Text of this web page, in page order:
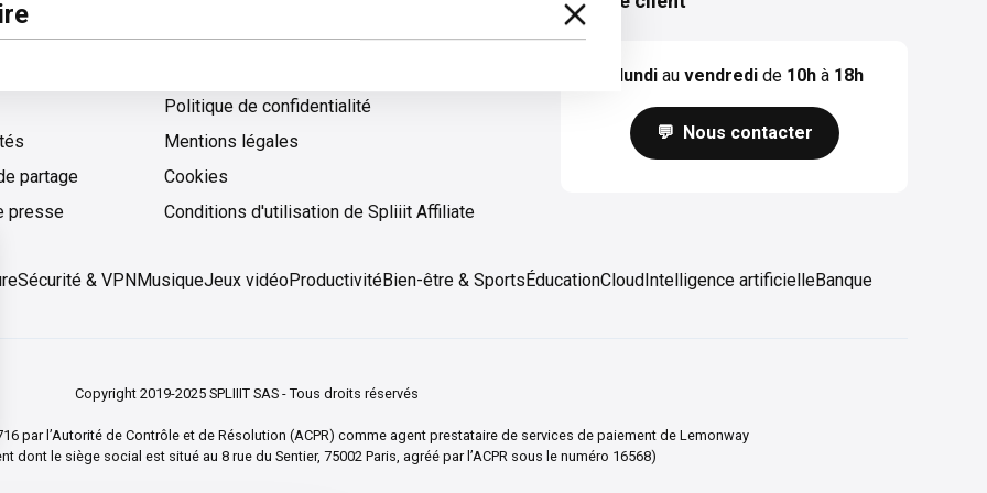
ochrany súkromia a zabezpečiť súlad s predpismi. Upravte svoje preferencie a kontrolujte, ako budú vaše informácie
partage
presse
Politique de confidentialité
Mentions légales
Cookies
Cookies
Conditions d'utilisation de Spliiit Affiliate
lundi au vendredi de 10h à 18h
💬 Nous contacter
Sécurité & VPNMusiqueJeux vidéoProductivitéBien-être & SportsÉducationCloudIntelligence artificielleBanque
Copyright 2019-2025 SPLIIIT SAS - Tous droits réservés
par l’Autorité de Contrôle et de Résolution (ACPR) comme agent prestataire de services de paiement de Lemonway
dont le siège social est situé au 8 rue du Sentier, 75002 Paris, agréé par l’ACPR sous le numéro 16568)